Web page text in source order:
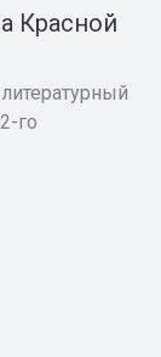
Красной
го